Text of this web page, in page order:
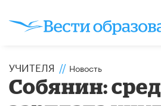
УЧИТЕЛЯ // Новость
Собянин: